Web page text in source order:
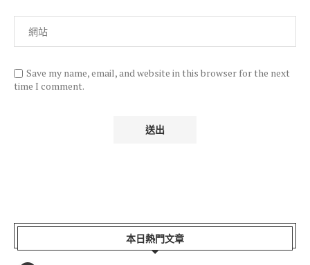
Save my name, email, and website in this browser for the next
time I comment.
本日熱門文章